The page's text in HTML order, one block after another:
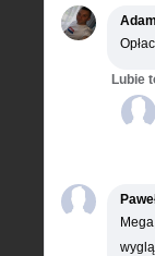
Lubie